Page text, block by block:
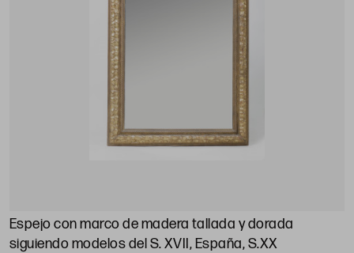
Espejo con marco de madera tallada y dorada
siguiendo modelos del S. XVII, España, S.XX